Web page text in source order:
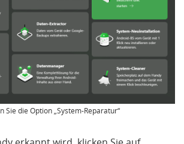
Sie die Option „System-Reparatur“